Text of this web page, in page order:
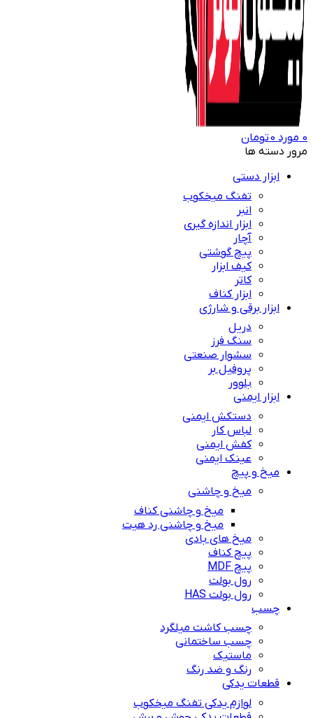
0 مورد 0تومان
مرور دسته ها
ابزار دستی
تفنگ میخکوب
انبر
ابزار اندازه گیری
آچار
پیچ گوشتی
کیف ابزار
کاتر
ابزار کناف
ابزار برقی و شارژی
دریل
سنگ فرز
سشوار صنعتی
پروفیل بر
بلوور
ابزار ایمنی
دستکش ایمنی
لباس کار
کفش ایمنی
عینک ایمنی
میخ و پیچ
میخ و چاشنی
میخ و چاشنی کناف
میخ و چاشنی رد هیت
میخ های بادی
پیچ کناف
پیچ MDF
رول بولت
رول بولت HAS
چسب
چسب کاشت میلگرد
چسب ساختمانی
ماستیک
رنگ و ضد رنگ
قطعات یدکی
لوازم یدکی تفنگ میخکوب